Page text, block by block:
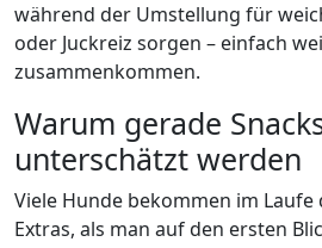
während der Umstellung für
oder Juckreiz sorgen – einfach
zusammenkommen.
Warum gerade
unterschätzt werden
Viele Hunde bekommen im Laufe
Extras, als man auf den ersten